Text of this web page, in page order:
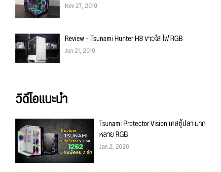
Nov 27, 2019
Review - Tsunami Hunter H8 ขาวใส ไฟ RGB
Jun 21, 2019
วิดีโอแนะนำ
Tsunami Protector Vision เคสตู้ปลา มาก
หลาย RGB
Jan 2, 2020